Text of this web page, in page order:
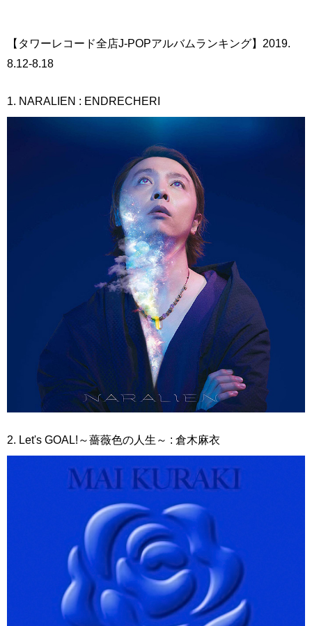
【タワーレコード全店J-POPアルバムランキング】2019.
8.12-8.18
1. NARALIEN : ENDRECHERI
2. Let's GOAL!～薔薇色の人生～ : 倉木麻衣